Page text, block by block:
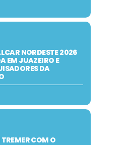
NORDESTE 2026
EM JUAZEIRO E
DA
COM O